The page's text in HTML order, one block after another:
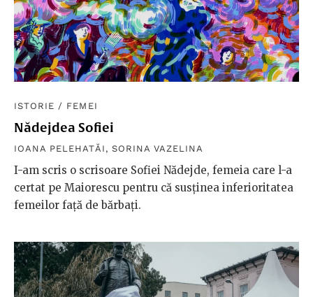
ISTORIE / FEMEI
Nădejdea Sofiei
IOANA PELEHATĂI , SORINA VAZELINA
I-am scris o scrisoare Sofiei Nădejde, femeia care l-a
certat pe Maiorescu pentru că susținea inferioritatea
femeilor față de bărbați.